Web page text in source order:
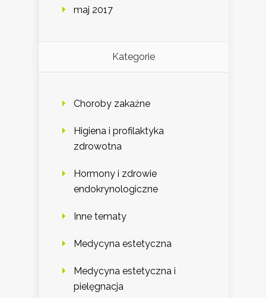
maj 2017
Kategorie
Choroby zakaźne
Higiena i profilaktyka
zdrowotna
Hormony i zdrowie
endokrynologiczne
Inne tematy
Medycyna estetyczna
Medycyna estetyczna i
pielęgnacja